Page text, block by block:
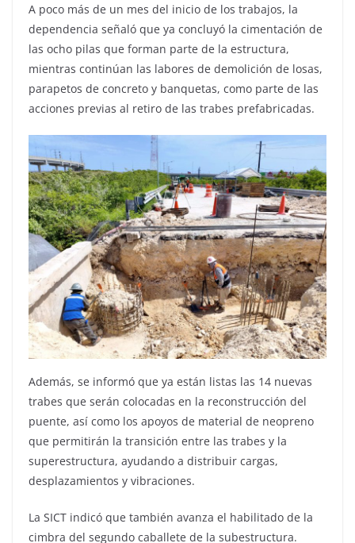
A poco más de un mes del inicio de los trabajos, la
dependencia señaló que ya concluyó la cimentación de
las ocho pilas que forman parte de la estructura,
mientras continúan las labores de demolición de losas,
parapetos de concreto y banquetas, como parte de las
acciones previas al retiro de las trabes prefabricadas.
Además, se informó que ya están listas las 14 nuevas
trabes que serán colocadas en la reconstrucción del
puente, así como los apoyos de material de neopreno
que permitirán la transición entre las trabes y la
superestructura, ayudando a distribuir cargas,
desplazamientos y vibraciones.
La SICT indicó que también avanza el habilitado de la
cimbra del segundo caballete de la subestructura.